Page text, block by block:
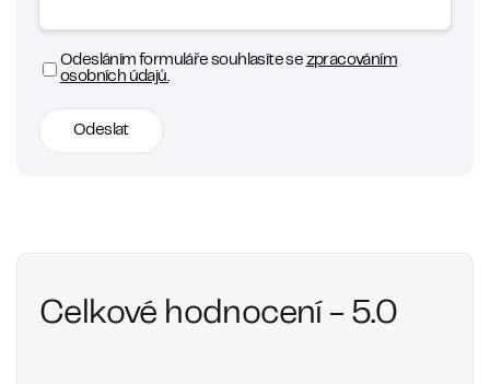
Odesláním formuláře souhlasíte se zpracováním
osobních údajů.
Odeslat
Celkové hodnocení - 5.0